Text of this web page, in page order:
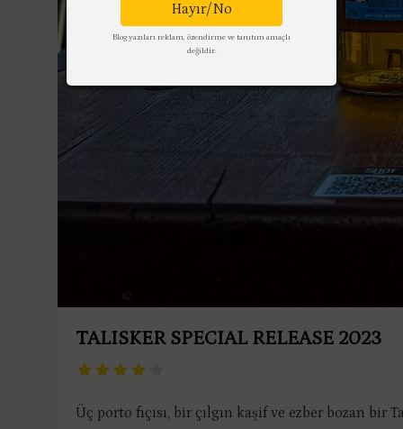
TALISKER SPECIAL RELEASE 2023
Üç porto fıçısı, bir çılgın kaşif ve ezber bozan bir
Hayır/No
Blog yazıları reklam, özendirme ve tanıtım amaçlı
değildir.